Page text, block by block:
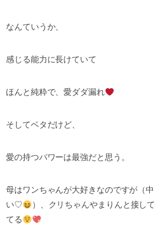
なんていうか、
感じる能力に長けていて
ほんと純粋で、愛ダダ漏れ
そしてベタだけど、
愛の持つパワーは最強だと思う。
母はワンちゃんが大好きなのですが（
い♡
）、クリちゃんやまりんと接し
てる